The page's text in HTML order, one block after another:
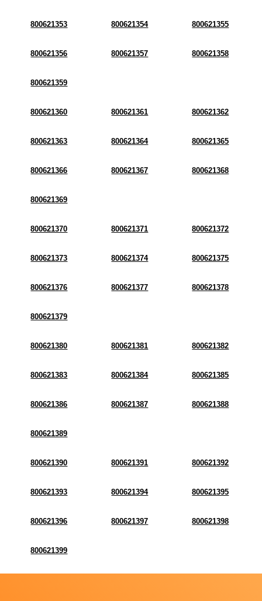
800621353 800621354 800621355
800621356 800621357 800621358
800621359
800621360 800621361 800621362
800621363 800621364 800621365
800621366 800621367 800621368
800621369
800621370 800621371 800621372
800621373 800621374 800621375
800621376 800621377 800621378
800621379
800621380 800621381 800621382
800621383 800621384 800621385
800621386 800621387 800621388
800621389
800621390 800621391 800621392
800621393 800621394 800621395
800621396 800621397 800621398
800621399